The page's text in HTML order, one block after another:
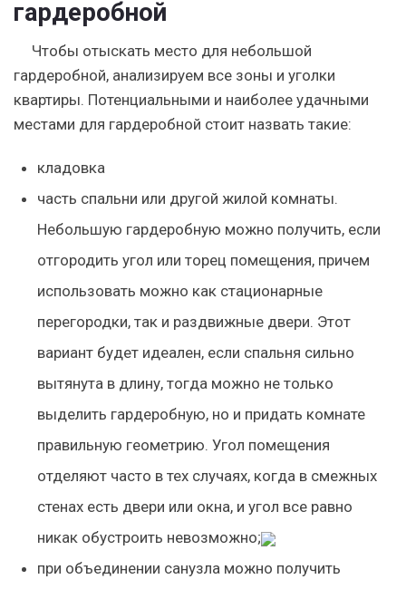
гардеробной
Чтобы отыскать место для небольшой
гардеробной, анализируем все зоны и уголки
квартиры. Потенциальными и наиболее удачными
местами для гардеробной стоит назвать такие:
кладовка
часть спальни или другой жилой комнаты.
Небольшую гардеробную можно получить, если
отгородить угол или торец помещения, причем
использовать можно как стационарные
перегородки, так и раздвижные двери. Этот
вариант будет идеален, если спальня сильно
вытянута в длину, тогда можно не только
выделить гардеробную, но и придать комнате
правильную геометрию. Угол помещения
отделяют часто в тех случаях, когда в смежных
стенах есть двери или окна, и угол все равно
никак обустроить невозможно;
при объединении санузла можно получить